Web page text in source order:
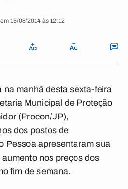
15/08/2014 às 12:12
na manhã desta sexta-feira
Municipal de Proteção
(Procon/JP),
dos postos de
Pessoa apresentaram sua
nos preços dos
fim de semana.